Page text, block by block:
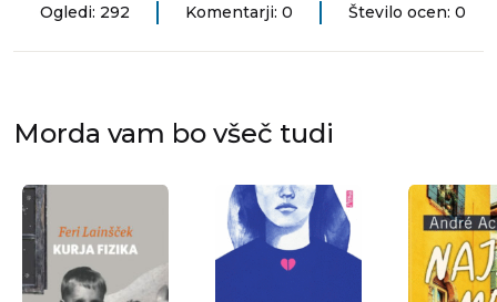
Ogledi: 292 Komentarji: 0 Število ocen: 0
Morda vam bo všeč tudi